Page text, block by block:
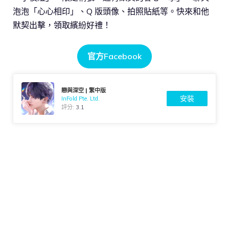
泡泡「心心相印」、Q 版頭像、拍照貼紙等。快來和他
默契出擊，領取繽紛好禮！
官方Facebook
戀與深空 | 繁中版
InFold Pte. Ltd.
評分: 3.1
安裝